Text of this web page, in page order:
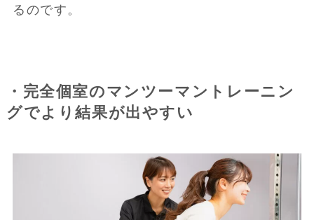
るのです。
・完全個室のマンツーマントレーニン
グでより結果が出やすい